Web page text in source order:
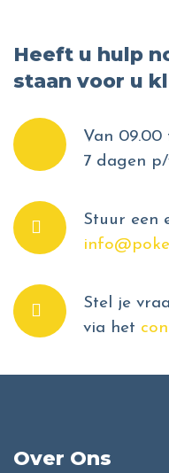
Heeft u hulp
staan voor u
Van 09.00
7 dagen
Stuur een
Stel je
via het
Over Ons